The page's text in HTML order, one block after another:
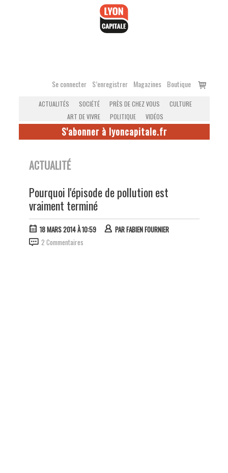
Se connecter S’enregistrer Magazines Boutique
Voir
ACTUALITÉS SOCIÉTÉ PRÈS DE CHEZ VOUS
CULTURE
ART DE VIVRE
POLITIQUE VIDÉOS
S'abonner à lyoncapitale.fr
ACTUALITÉ
Pourquoi l'épisode de pollution est
vraiment terminé
18 MARS 2014 À 10:59 PARFABIEN FOURNIER
2 Commentaires